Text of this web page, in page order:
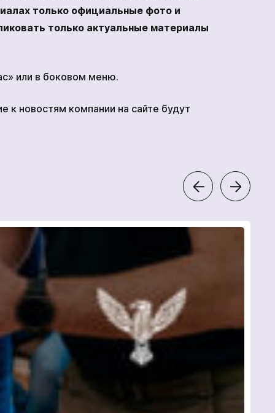
только официальные фото и
только актуальные материалы
или в боковом меню.
к новостям компании на сайте будут